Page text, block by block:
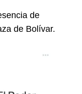
de
de Bolívar.